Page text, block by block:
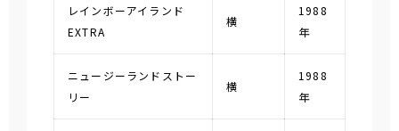
レインボーアイランド
EXTRA
横
1988
年
ニュージーランドストー
リー
横
1988
年